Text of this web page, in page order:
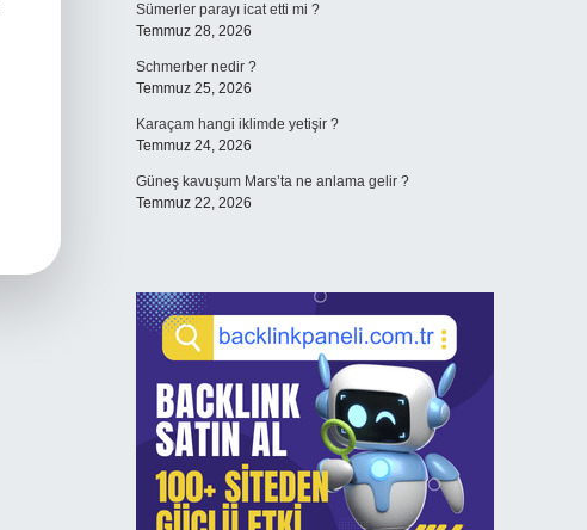
Sümerler parayı icat etti mi ?
Temmuz 28, 2026
Schmerber nedir ?
Temmuz 25, 2026
Karaçam hangi iklimde yetişir ?
Temmuz 24, 2026
Güneş kavuşum Mars’ta ne anlama gelir ?
Temmuz 22, 2026